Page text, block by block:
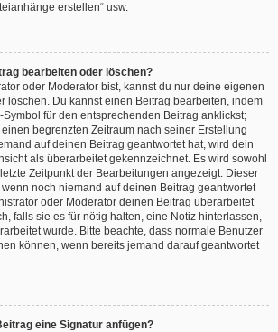
erstellen“ usw.
bearbeiten oder löschen?
oder Moderator bist, kannst du nur deine eigenen
löschen. Du kannst einen Beitrag bearbeiten, indem
Symbol für den entsprechenden Beitrag anklickst;
begrenzten Zeitraum nach seiner Erstellung
auf deinen Beitrag geantwortet hat, wird dein
als überarbeitet gekennzeichnet. Es wird sowohl
Zeitpunkt der Bearbeitungen angezeigt. Dieser
noch niemand auf deinen Beitrag geantwortet
oder Moderator deinen Beitrag überarbeitet
falls sie es für nötig halten, eine Notiz hinterlassen,
wurde. Bitte beachte, dass normale Benutzer
können, wenn bereits jemand darauf geantwortet
eine Signatur anfügen?